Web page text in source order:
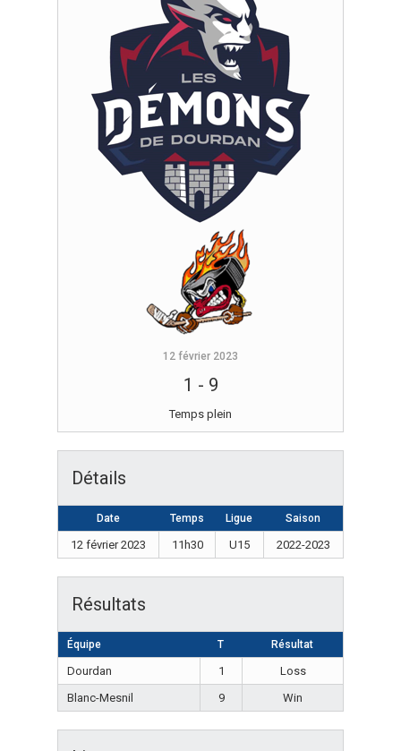
12 février 2023
1 - 9
Temps plein
Détails
Date Temps Ligue Saison
12 février 2023 11h30 U15 2022-2023
Résultats
Équipe T Résultat
Dourdan 1
Loss
Blanc-Mesnil
9 Win